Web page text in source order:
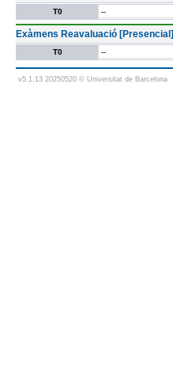
T0 --
Exàmens Reavaluació [Presencial]
T0 --
v5.1.13 20250520 © Universitat de Barcelona